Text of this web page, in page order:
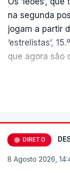
na segunda
jogam a partir
‘estrelistas’,
que agora são
No primeiro
da II Liga, vai
casa (15:30),
apenas
Pelo meio dos
DIRETO
8 Agosto 2026,